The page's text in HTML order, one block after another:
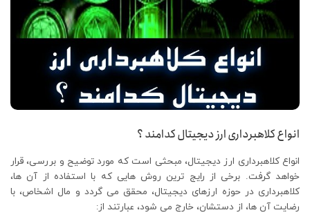
انواع کلاهبرداری ارز دیجیتال کدامند ؟
انواع کلاهبرداری ارز دیجیتال، مبحثی است که مورد توضیح و بررسی، قرار
خواهد گرفت. برخی از رایج ترین روش هایی که با استفاده از آن ها،
کلاهبرداری در حوزه ارزهای دیجیتال، محقق می گردد و مال اشخاص، با
رضایت آن ها، از دستشان، خارج می شود، عبارتند از: